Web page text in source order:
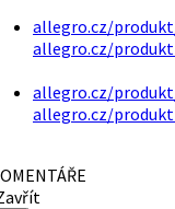
allegro.cz/
allegro.cz/
allegro.cz/
allegro.cz/